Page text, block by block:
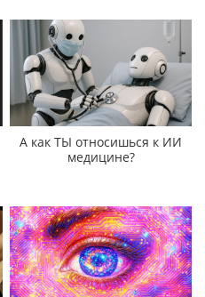
А как ТЫ относишься к ИИ
медицине?